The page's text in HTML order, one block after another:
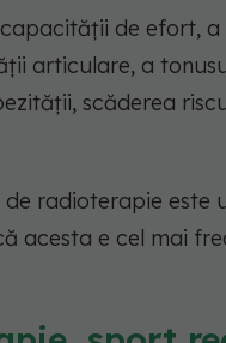
de efort,
articulare, a
scăderea
radioterapie este
acesta e cel mai